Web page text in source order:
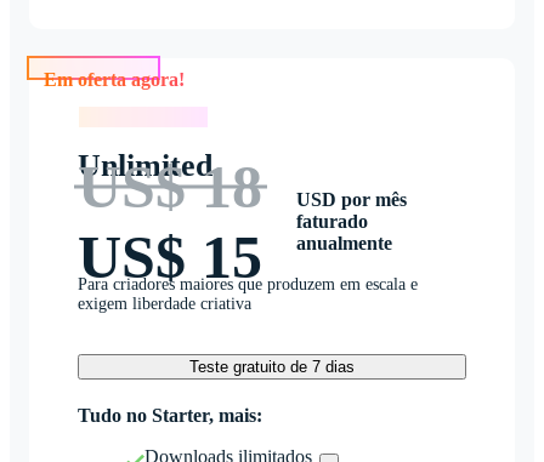
Unlimited
US$ 18
US$ 15
USD por mês
faturado
anualmente
Para criadores maiores que produzem em escala e
exigem liberdade criativa
Teste gratuito de 7 dias
Tudo no Starter, mais:
Downloads ilimitados